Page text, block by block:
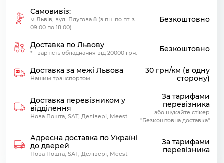
Самовивіз:
м.Львів, вул. Плугова 8 (з пн. по пт. з
09:00 по 18:00)
Безкоштовно
Доставка по Львову
* - вартість обладнання від 20000 грн. Безкоштовно
Доставка за межі Львова
Нашим транспортом
30 грн/км (в одну
сторону)
Доставка перевізником у
відділення
Нова Пошта, SAT, Делівері, Meest
За тарифами
перевізника
або шукайте стікер
"Безкоштовна доставка"
Адресна доставка по Україні
до дверей
Нова Пошта, SAT, Делівері, Meest
За тарифами
перевізника